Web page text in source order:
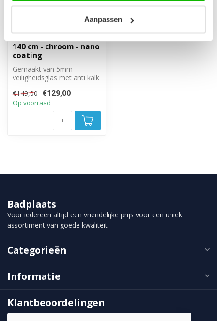
Aanpassen
140 cm - chroom - nano
coating
Gemaakt van 5mm
veiligheidsglas met anti kalk
te draai...
€149,00 €129,00
Op voorraad
Badplaats
Voor iedereen altijd een vriendelijke prijs voor een uniek
assortiment van goede kwaliteit.
Categorieën
Informatie
Klantbeoordelingen